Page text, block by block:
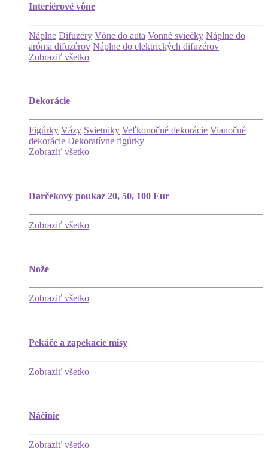
Interiérové vône
Náplne Difuzéry Vône do auta Vonné sviečky Náplne do
aróma difuzérov Náplne do elektrických difuzérov
Zobraziť všetko
Dekorácie
Figúrky Vázy Svietniky Veľkonočné dekorácie Vianočné
dekorácie Dekoratívne figúrky
Zobraziť všetko
Darčekový poukaz 20, 50, 100 Eur
Zobraziť všetko
Nože
Zobraziť všetko
Pekáče a zapekacie misy
Zobraziť všetko
Náčinie
Zobraziť všetko